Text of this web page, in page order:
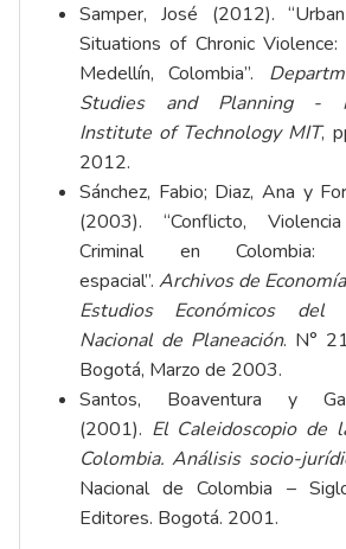
Samper, José (2012).
Situations of Chronic
Medellín, Colombia”.
Studies and Planning -
Institute of Technology MIT,
2012.
Sánchez, Fabio; Diaz, Ana y
(2003). “Conflicto,
Criminal en Colombia:
espacial”. Archivos de
Estudios Económicos del
Nacional de Planeación. N°
Bogotá, Marzo de 2003.
Santos, Boaventura y
(2001). El Caleidoscopio de
Colombia. Análisis socio-
Nacional de Colombia –
Editores. Bogotá. 2001.